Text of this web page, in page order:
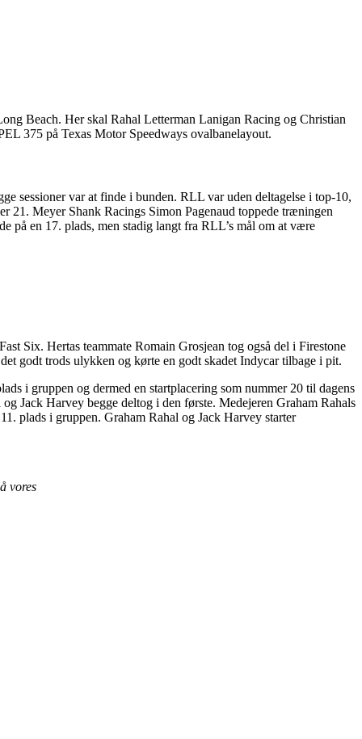
Beach. Her skal Rahal Letterman Lanigan Racing og Christian
375 på Texas Motor Speedways ovalbanelayout.
sessioner var at finde i bunden. RLL var uden deltagelse i top-10,
21. Meyer Shank Racings Simon Pagenaud toppede træningen
på en 17. plads, men stadig langt fra RLL’s mål om at være
Six. Hertas teammate Romain Grosjean tog også del i Firestone
godt trods ulykken og kørte en godt skadet Indycar tilbage i pit.
i gruppen og dermed en startplacering som nummer 20 til dagens
Jack Harvey begge deltog i den første. Medejeren Graham Rahals
plads i gruppen. Graham Rahal og Jack Harvey starter
vores